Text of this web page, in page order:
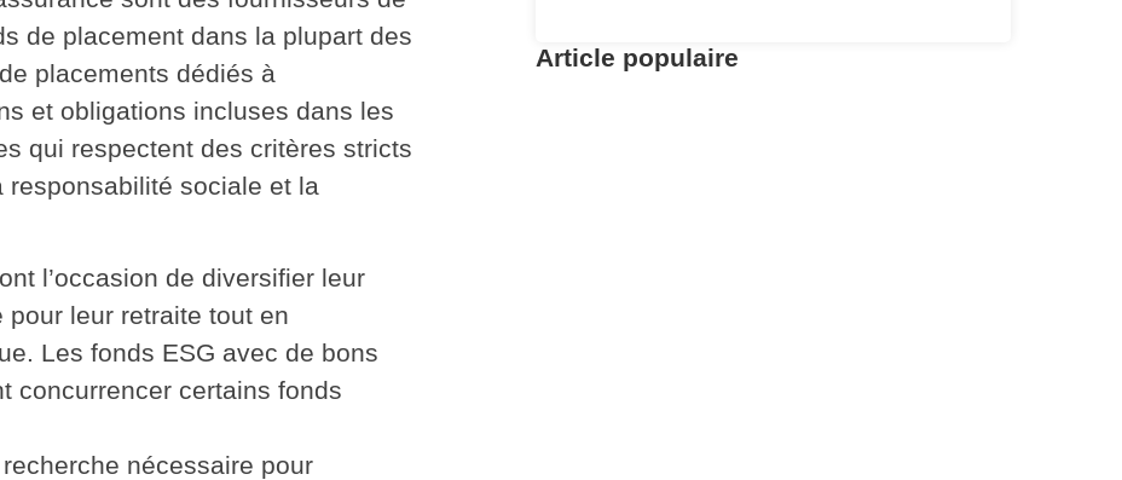
de placement dans la plupart des
placements dédiés à
et obligations incluses dans les
qui respectent des critères stricts
responsabilité sociale et la
l’occasion de diversifier leur
leur retraite tout en
Les fonds ESG avec de bons
concurrencer certains fonds
nécessaire pour
Article populaire